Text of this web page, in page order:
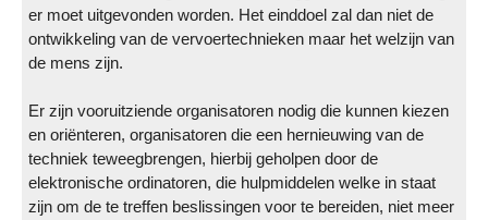
er moet uitgevonden worden. Het einddoel zal dan niet de
ontwikkeling van de vervoertechnieken maar het welzijn van
de mens zijn.
Er zijn vooruitziende organisatoren nodig die kunnen kiezen
en oriënteren, organisatoren die een hernieuwing van de
techniek teweegbrengen, hierbij geholpen door de
elektronische ordinatoren, die hulpmiddelen welke in staat
zijn om de te treffen beslissingen voor te bereiden, niet meer